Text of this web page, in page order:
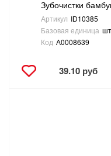
Зубочистки
Артикул ID10385
Базовая единица шт
Код А0008639
39.10 руб